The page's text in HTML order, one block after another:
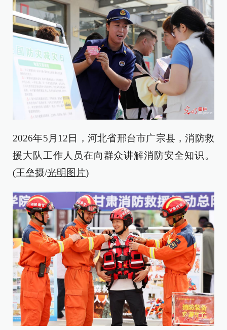
2026年5月12日，河北省邢台市广宗县，消防救
援大队工作人员在向群众讲解消防安全知识。
(王垒摄/光明图片)